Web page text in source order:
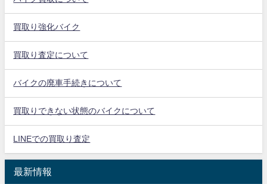
買取り強化バイク
買取り査定について
バイクの廃車手続きについて
買取りできない状態のバイクについて
LINEでの買取り査定
最新情報